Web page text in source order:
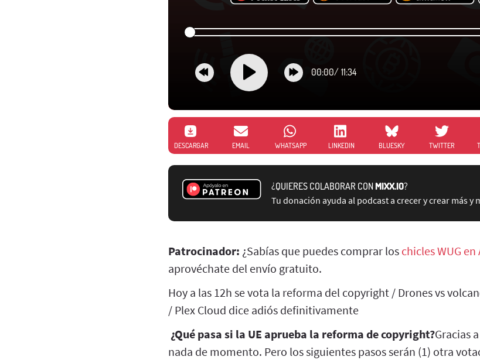
00:00/ 11:34
DESCARGAR EMAIL WHATSAPP LINKEDIN BLUESKY TWITTER
¿QUIERES COLABORAR CONMIXX.IO?
Tu donación ayuda al podcast a crecer y crear más y
Patrocinador: ¿Sabías que puedes comprar los chicles WUG
aprovéchate del envío gratuito.
Hoy a las 12h se vota la reforma del copyright / Drones vs
/ Plex Cloud dice adiós definitivamente
¿Qué pasa si la UE aprueba la reforma de copyright?Gracias
nada de momento. Pero los siguientes pasos serán (1) otra